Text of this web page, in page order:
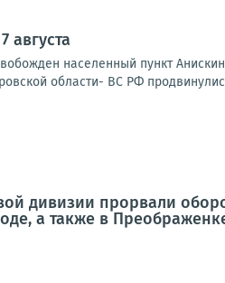
августа
населенный пункт
области- ВС РФ
дивизии прорвали
а также в